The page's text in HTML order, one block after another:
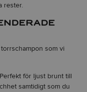
rester.
som vi
för ljust brunt till
samtidigt som du